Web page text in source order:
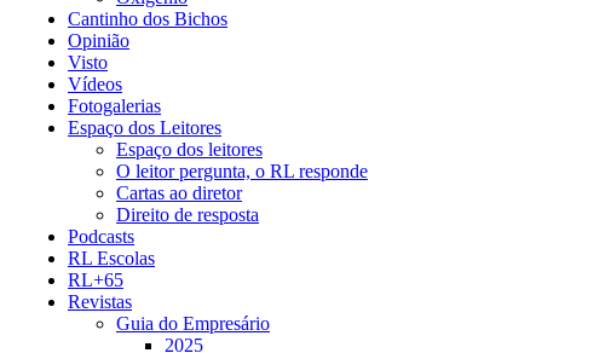
Cantinho dos Bichos
Opinião
Visto
Vídeos
Fotogalerias
Espaço dos Leitores
Espaço dos leitores
O leitor pergunta, o RL responde
Cartas ao diretor
Direito de resposta
Podcasts
RL Escolas
RL+65
Revistas
Guia do Empresário
2025